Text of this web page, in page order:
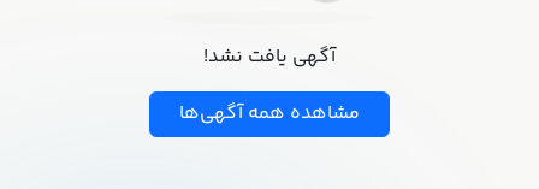
آگهی یافت نشد!
مشاهده همه آگهی‌ها